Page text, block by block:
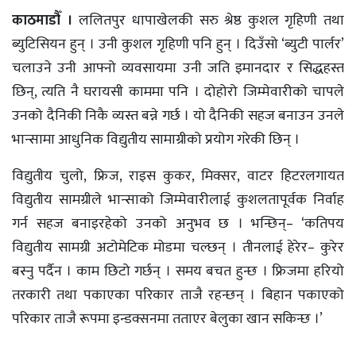
प्रोफाइल
ऊर्जा
विशेष
काठमाडौँ । ललितपुर धापाखेलकी सरु श्रेष्ठ कुशल गृहिणी तथा
ब्युटिसियन हुन् । उनी कुशल गृहिणी पनि हुन् । दिउँसो ‘ब्युटी पार्लर’
चलाउने उनी आफ्नो व्यवसायमा उनी जति इमानदार र सिद्धहस्त
छिन्, त्यति नै घरायसी काममा पनि । दोहोरो जिम्मेवारीको चापले
उनको दैनिकी निकै व्यस्त बन्ने गर्छ । यो दैनिकी सहज बनाउन उनले
भान्सामा आधुनिक विद्युतीय सामाग्रीको प्रयोग गरेकी छिन् ।
विद्युतीय चुलो, फ्रिज, राइस कुकर, मिक्सर, वाटर हिटरलगायत
विद्युतीय सामग्रीले भान्साको जिम्मेवारीलाई कुशलतापूर्वक निर्वाह
गर्न सहज बनाइरहेको उनको अनुभव छ । भन्छिन्– ‘कतिपय
विद्युतीय सामग्री अटोमेटिक मोडमा चल्छन् । तीनलाई हेरेर– कुरेर
बस्नु पर्दैन । काम छिटो गर्छन् । समय बचत हुन्छ । फ्रिजमा हरियो
तरकारी तथा पकाएका परिकार ताजै रहन्छन् । बिहान पकाएको
परिकार ताजै रूपमा इन्डक्सनमा तताएर बेलुका खान सकिन्छ ।’